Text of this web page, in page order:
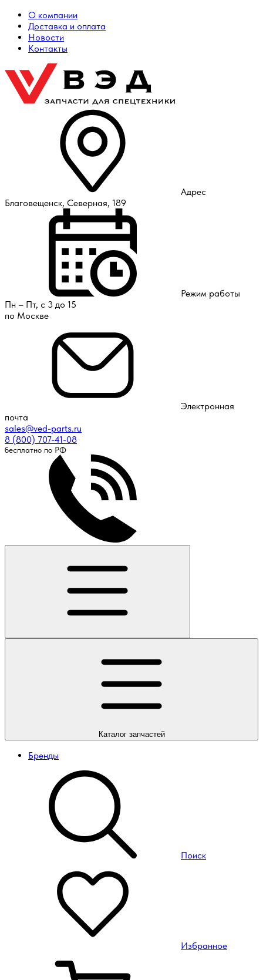
О компании
Доставка и оплата
Новости
Контакты
Адрес
Благовещенск, Северная, 189
Режим работы
Пн – Пт, с 3 до 15
по Москве
Электронная
почта
sales@ved-parts.ru
8 (800) 707-41-08
бесплатно по РФ
Каталогзапчастей
Бренды
Поиск
Избранное